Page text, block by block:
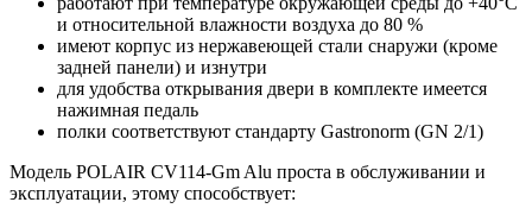
и относительной влажности воздуха до 80 %
имеют корпус из нержавеющей стали снаружи (кроме
задней панели) и изнутри
для удобства открывания двери в комплекте имеется
нажимная педаль
полки соответствуют стандарту Gastronorm (GN 2/1)
Модель POLAIR CV114-Gm Alu проста в обслуживании и
эксплуатации, этому способствует: